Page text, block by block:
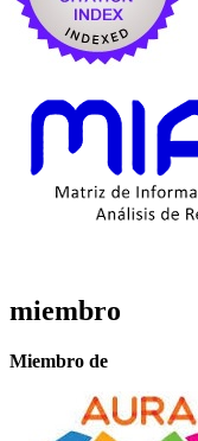
miembro
Miembro de